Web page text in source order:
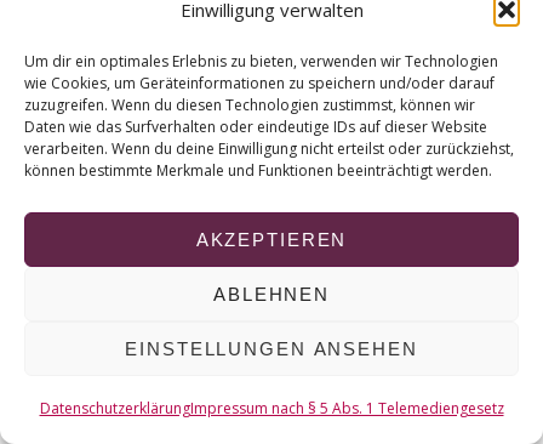
Einwilligung verwalten
Um dir ein optimales Erlebnis zu bieten, verwenden wir Technologien
wie Cookies, um Geräteinformationen zu speichern und/oder darauf
zuzugreifen. Wenn du diesen Technologien zustimmst, können wir
Daten wie das Surfverhalten oder eindeutige IDs auf dieser Website
verarbeiten. Wenn du deine Einwilligung nicht erteilst oder zurückziehst,
können bestimmte Merkmale und Funktionen beeinträchtigt werden.
AKZEPTIEREN
ABLEHNEN
EINSTELLUNGEN ANSEHEN
DatenschutzerklärungImpressum nach § 5 Abs. 1 Telemediengesetz